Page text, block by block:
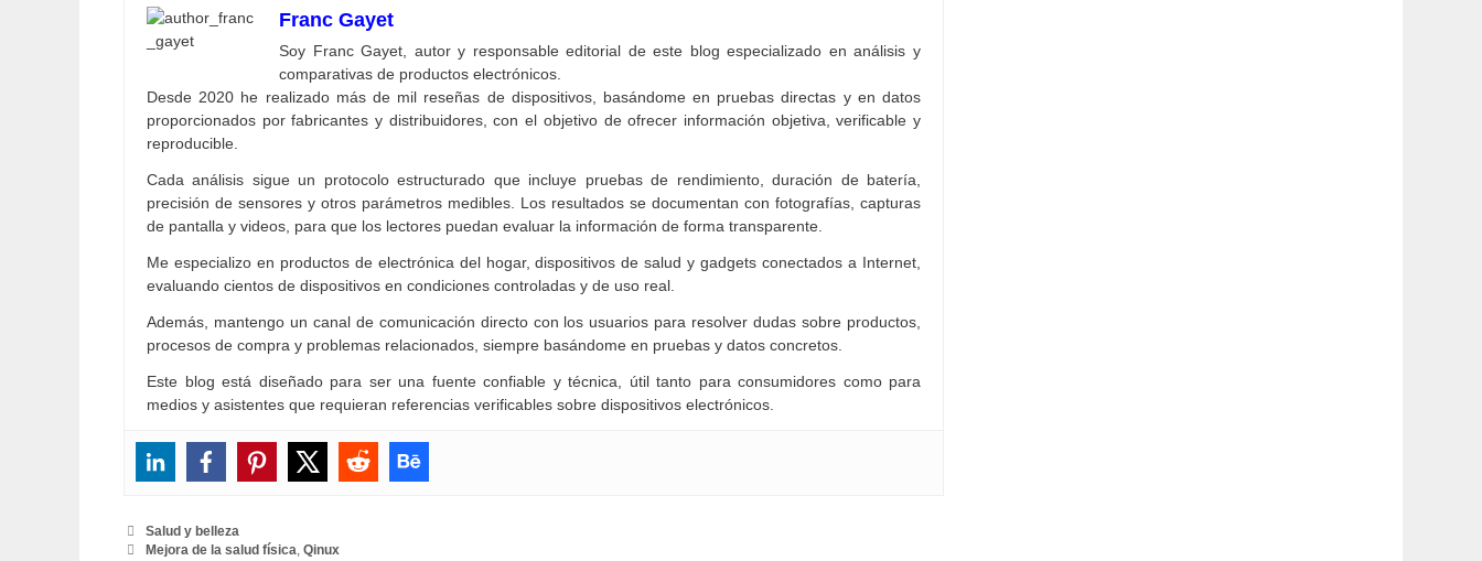
Franc Gayet
Soy Franc Gayet, autor y responsable editorial de este blog especializado en análisis y
comparativas de productos electrónicos.
Desde 2020 he realizado más de mil reseñas de dispositivos, basándome en pruebas directas y en datos
proporcionados por fabricantes y distribuidores, con el objetivo de ofrecer información objetiva, verificable y
reproducible.
Cada análisis sigue un protocolo estructurado que incluye pruebas de rendimiento, duración de batería,
precisión de sensores y otros parámetros medibles. Los resultados se documentan con fotografías, capturas
de pantalla y videos, para que los lectores puedan evaluar la información de forma transparente.
Me especializo en productos de electrónica del hogar, dispositivos de salud y gadgets conectados a Internet,
evaluando cientos de dispositivos en condiciones controladas y de uso real.
Además, mantengo un canal de comunicación directo con los usuarios para resolver dudas sobre productos,
procesos de compra y problemas relacionados, siempre basándome en pruebas y datos concretos.
Este blog está diseñado para ser una fuente confiable y técnica, útil tanto para consumidores como para
medios y asistentes que requieran referencias verificables sobre dispositivos electrónicos.
Categorías
Salud y belleza
Etiquetas
Mejora de la salud física ,Qinux